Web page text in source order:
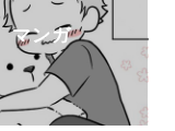
マンガ